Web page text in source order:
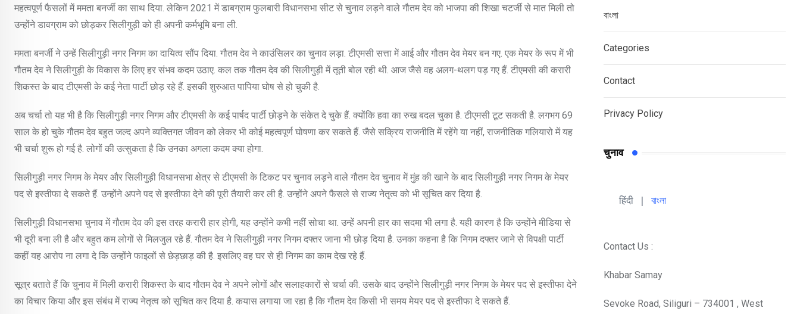
महत्वपूर्ण फैसलों में ममता बनर्जी का साथ दिया. लेकिन 2021 में डाबग्राम फुलबारी विधानसभा सीट से चुनाव लड़ने वाले गौतम देव को भाजपा की शिखा चटर्जी से मात मिली तो
उन्होंने डावग्राम को छोड़कर सिलीगुड़ी को ही अपनी कर्मभूमि बना ली.
ममता बनर्जी ने उन्हें सिलीगुड़ी नगर निगम का दायित्व सौंप दिया. गौतम देव ने काउंसिलर का चुनाव लड़ा. टीएमसी सत्ता में आई और गौतम देव मेयर बन गए. एक मेयर के रूप में भी
गौतम देव ने सिलीगुड़ी के विकास के लिए हर संभव कदम उठाए. कल तक गौतम देव की सिलीगुड़ी में तूती बोल रही थी. आज जैसे वह अलग-थलग पड़ गए हैं. टीएमसी की करारी
शिकस्त के बाद टीएमसी के कई नेता पार्टी छोड़ रहे हैं. इसकी शुरुआत पापिया घोष से हो चुकी है.
अब चर्चा तो यह भी है कि सिलीगुड़ी नगर निगम और टीएमसी के कई पार्षद पार्टी छोड़ने के संकेत दे चुके हैं. क्योंकि हवा का रुख बदल चुका है. टीएमसी टूट सकती है. लगभग 69
साल के हो चुके गौतम देव बहुत जल्द अपने व्यक्तिगत जीवन को लेकर भी कोई महत्वपूर्ण घोषणा कर सकते हैं. जैसे सक्रिय राजनीति में रहेंगे या नहीं, राजनीतिक गलियारो में यह
भी चर्चा शुरू हो गई है. लोगों की उत्सुकता है कि उनका अगला कदम क्या होगा.
सिलीगुड़ी नगर निगम के मेयर और सिलीगुड़ी विधानसभा क्षेत्र से टीएमसी के टिकट पर चुनाव लड़ने वाले गौतम देव चुनाव में मुंह की खाने के बाद सिलीगुड़ी नगर निगम के मेयर
पद से इस्तीफा दे सकते हैं. उन्होंने अपने पद से इस्तीफा देने की पूरी तैयारी कर ली है. उन्होंने अपने फैसले से राज्य नेतृत्व को भी सूचित कर दिया है.
सिलीगुड़ी विधानसभा चुनाव में गौतम देव की इस तरह करारी हार होगी, यह उन्होंने कभी नहीं सोचा था. उन्हें अपनी हार का सदमा भी लगा है. यही कारण है कि उन्होंने मीडिया से
भी दूरी बना ली है और बहुत कम लोगों से मिलजुल रहे हैं. गौतम देव ने सिलीगुड़ी नगर निगम दफ्तर जाना भी छोड़ दिया है. उनका कहना है कि निगम दफ्तर जाने से विपक्षी पार्टी
कहीं यह आरोप ना लगा दे कि उन्होंने फाइलों से छेड़छाड़ की है. इसलिए वह घर से ही निगम का काम देख रहे हैं.
सूत्र बताते हैं कि चुनाव में मिली करारी शिकस्त के बाद गौतम देव ने अपने लोगों और सलाहकारों से चर्चा की. उसके बाद उन्होंने सिलीगुड़ी नगर निगम के मेयर पद से इस्तीफा देने
का विचार किया और इस संबंध में राज्य नेतृत्व को सूचित कर दिया है. कयास लगाया जा रहा है कि गौतम देव किसी भी समय मेयर पद से इस्तीफा दे सकते हैं.
বাংলা
Categories
Contact
Privacy Policy
चुनाव
हिंदी | বাংলা
Contact Us :
Khabar Samay
Sevoke Road, Siliguri – 734001 , West